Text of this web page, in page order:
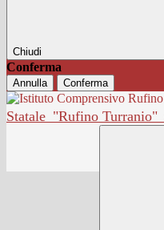
Chiudi
Conferma
Annulla Conferma
Statale "Rufino Turranio"